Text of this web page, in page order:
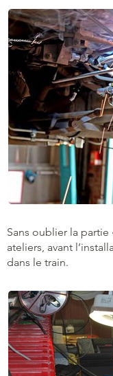
Sans oublier la
ateliers, avant
dans le train.